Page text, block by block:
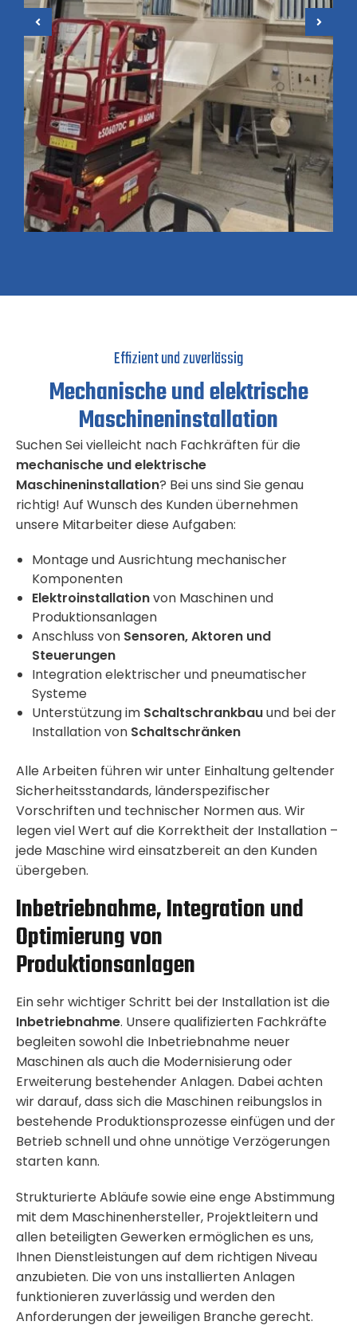
Montage von Industrie-
Entstaubungsanlagen
Effizient und zuverlässig
Mechanische und elektrische
Maschineninstallation
Suchen Sei vielleicht nach Fachkräften für die
mechanische und elektrische
Maschineninstallation? Bei uns sind Sie genau
richtig! Auf Wunsch des Kunden übernehmen
unsere Mitarbeiter diese Aufgaben:
Montage und Ausrichtung mechanischer
Komponenten
Elektroinstallationvon Maschinen und
Produktionsanlagen
Anschluss von Sensoren, Aktoren und
Steuerungen
Integration elektrischer und pneumatischer
Systeme
Unterstützung im Schaltschrankbauund bei der
Installation von Schaltschränken
Alle Arbeiten führen wir unter Einhaltung geltender
Sicherheitsstandards, länderspezifischer
Vorschriften und technischer Normen aus. Wir
legen viel Wert auf die Korrektheit der Installation –
jede Maschine wird einsatzbereit an den Kunden
übergeben.
Inbetriebnahme, Integration und
Optimierung von
Produktionsanlagen
Ein sehr wichtiger Schritt bei der Installation ist die
Inbetriebnahme. Unsere qualifizierten Fachkräfte
begleiten sowohl die Inbetriebnahme neuer
Maschinen als auch die Modernisierung oder
Erweiterung bestehender Anlagen. Dabei achten
wir darauf, dass sich die Maschinen reibungslos in
bestehende Produktionsprozesse einfügen und der
Betrieb schnell und ohne unnötige Verzögerungen
starten kann.
Strukturierte Abläufe sowie eine enge Abstimmung
mit dem Maschinenhersteller, Projektleitern und
allen beteiligten Gewerken ermöglichen es uns,
Ihnen Dienstleistungen auf dem richtigen Niveau
anzubieten. Die von uns installierten Anlagen
funktionieren zuverlässig und werden den
Anforderungen der jeweiligen Branche gerecht.